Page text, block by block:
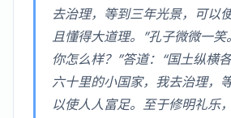
去治理，等到三年光景，可以
且懂得大道理。”孔子微微一笑
你怎么样？”答道：“国土纵横
六十里的小国家，我去治理，
以使人人富足。至于修明礼乐